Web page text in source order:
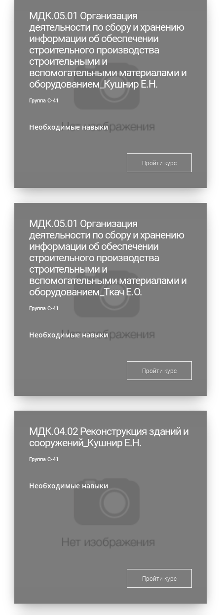
МДК.05.01 Организация
деятельности по сбору и хранению
информации об обеспечении
строительного производства
строительными и
вспомогательными материалами и
оборудованием_Кушнир Е.Н.
Группа С-41
Необходимые навыки
Пройти курс
МДК.05.01 Организация
деятельности по сбору и хранению
информации об обеспечении
строительного производства
строительными и
вспомогательными материалами и
оборудованием_Ткач Е.О.
Группа С-41
Необходимые навыки
Пройти курс
МДК.04.02 Реконструкция зданий и
сооружений_Кушнир Е.Н.
Группа С-41
Необходимые навыки
Пройти курс